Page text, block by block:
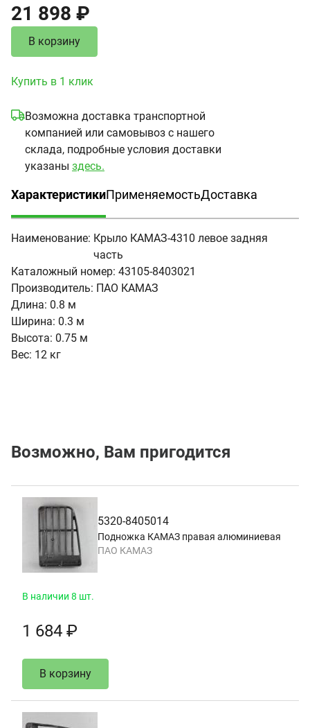
21 898 ₽
В корзину
Купить в 1 клик
Возможна доставка транспортной
компанией или самовывоз с нашего
склада, подробные условия доставки
указаны здесь.
Характеристики
(активная вкладка)
ПрименяемостьДоставка
Наименование: Крыло КАМАЗ-4310 левое задняя
часть
Каталожный номер: 43105-8403021
Производитель: ПАО КАМАЗ
Длина: 0.8 м
Ширина: 0.3 м
Высота: 0.75 м
Вес: 12 кг
Возможно, Вам пригодится
5320-8405014
Подножка КАМАЗ правая алюминиевая
ПАО КАМАЗ
В наличии 8 шт.
1 684 ₽
В корзину